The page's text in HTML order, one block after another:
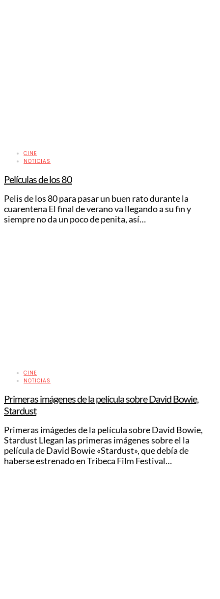
CINE
NOTICIAS
Películas de los 80
Pelis de los 80 para pasar un buen rato durante la
cuarentena El final de verano va llegando a su fin y
siempre no da un poco de penita, así…
CINE
NOTICIAS
Primeras imágenes de la película sobre David Bowie,
Stardust
Primeras imágedes de la película sobre David Bowie,
Stardust Llegan las primeras imágenes sobre el la
película de David Bowie «Stardust», que debía de
haberse estrenado en Tribeca Film Festival…